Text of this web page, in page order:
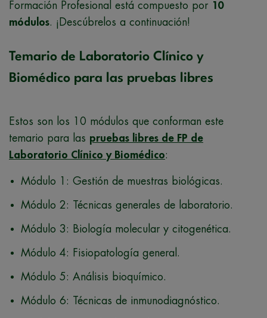
Formación Profesional está compuesto por 10
módulos . ¡Descúbrelos a continuación!
Temario de Laboratorio Clínico y
Biomédico para las pruebas libres
Estos son los 10 módulos que conforman este
temario para las pruebas libres de FP de
Laboratorio Clínico y Biomédico:
Módulo 1: Gestión de muestras biológicas.
Módulo 2: Técnicas generales de laboratorio.
Módulo 3: Biología molecular y citogenética.
Módulo 4: Fisiopatología general.
Módulo 5: Análisis bioquímico.
Módulo 6: Técnicas de inmunodiagnóstico.